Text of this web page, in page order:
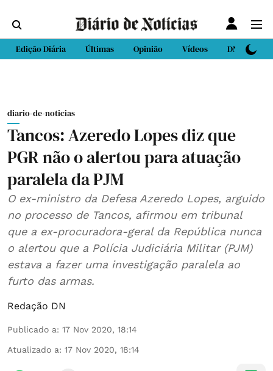
Edição Diária Últimas Opinião Vídeos DN Sport
diario-de-noticias
Tancos: Azeredo Lopes diz que
PGR não o alertou para atuação
paralela da PJM
O ex-ministro da Defesa Azeredo Lopes, arguido
no processo de Tancos, afirmou em tribunal
que a ex-procuradora-geral da República nunca
o alertou que a Polícia Judiciária Militar (PJM)
estava a fazer uma investigação paralela ao
furto das armas.
Redação DN
Publicado a: 17 Nov 2020, 18:14
Atualizado a: 17 Nov 2020, 18:14